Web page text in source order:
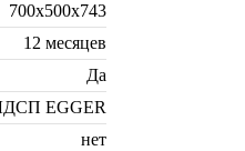
700х500х743
12 месяцев
Да
EGGER
нет